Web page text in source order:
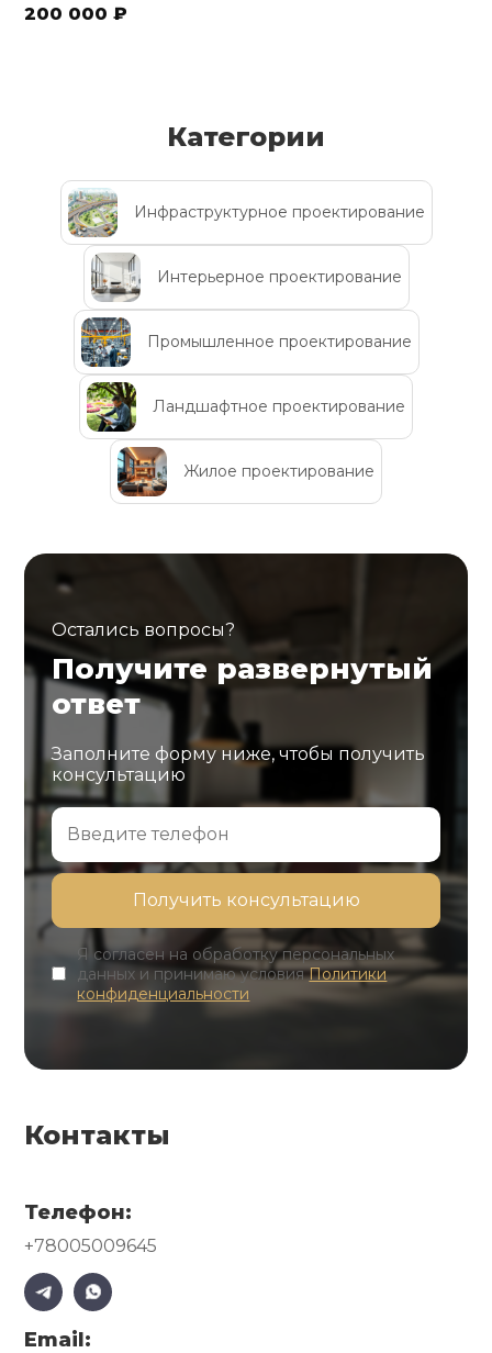
200 000 ₽
Категории
Инфраструктурное проектирование
Интерьерное проектирование
Промышленное проектирование
Ландшафтное проектирование
Жилое проектирование
Остались вопросы?
Получите развернутый
ответ
Заполните форму ниже, чтобы получить
консультацию
Я согласен на обработку персональных
данных и принимаю условияПолитики
конфиденциальности
Контакты
Телефон:
+78005009645
Email: